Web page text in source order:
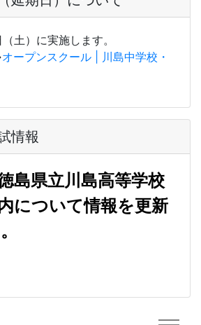
土）に実施します。
オープンスクール | 川島中学校・
情報
島県立川島高等学校
について情報を更新